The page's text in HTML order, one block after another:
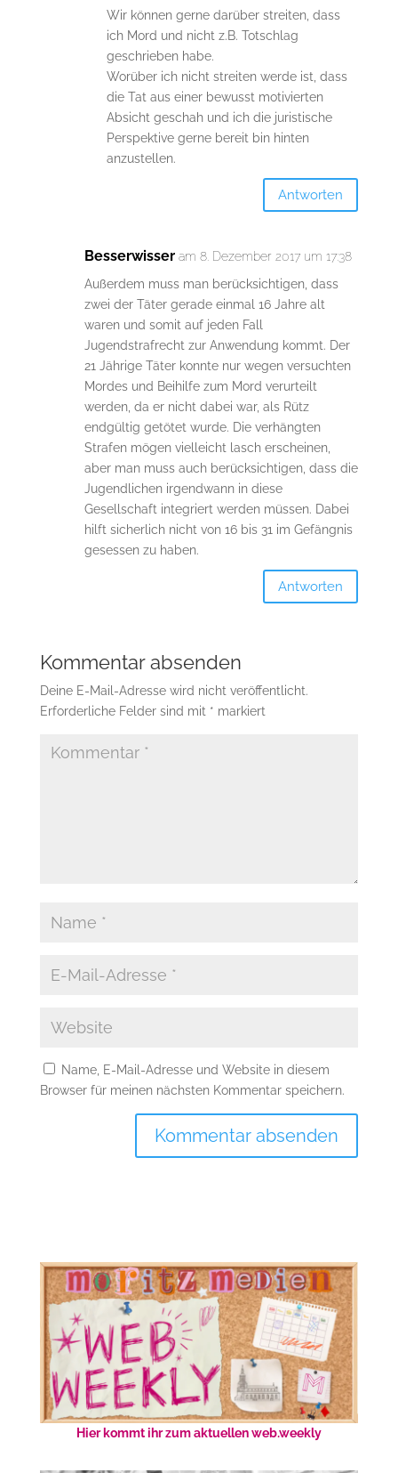
Wir können gerne darüber streiten, dass
ich Mord und nicht z.B. Totschlag
geschrieben habe.
Worüber ich nicht streiten werde ist, dass
die Tat aus einer bewusst motivierten
Absicht geschah und ich die juristische
Perspektive gerne bereit bin hinten
anzustellen.
Antworten
Besserwisser am 8. Dezember 2017 um 17:38
Außerdem muss man berücksichtigen, dass
zwei der Täter gerade einmal 16 Jahre alt
waren und somit auf jeden Fall
Jugendstrafrecht zur Anwendung kommt. Der
21 Jährige Täter konnte nur wegen versuchten
Mordes und Beihilfe zum Mord verurteilt
werden, da er nicht dabei war, als Rütz
endgültig getötet wurde. Die verhängten
Strafen mögen vielleicht lasch erscheinen,
aber man muss auch berücksichtigen, dass die
Jugendlichen irgendwann in diese
Gesellschaft integriert werden müssen. Dabei
hilft sicherlich nicht von 16 bis 31 im Gefängnis
gesessen zu haben.
Antworten
Kommentar absenden
Deine E-Mail-Adresse wird nicht veröffentlicht.
Erforderliche Felder sind mit * markiert
Name, E-Mail-Adresse und Website in diesem
Browser für meinen nächsten Kommentar speichern.
Hier kommt ihr zum aktuellen web.weekly